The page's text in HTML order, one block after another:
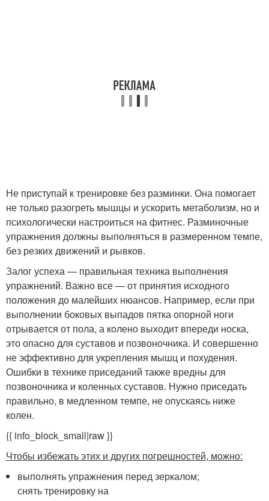
Не приступай к тренировке без разминки. Она помогает
не только разогреть мышцы и ускорить метаболизм, но и
психологически настроиться на фитнес. Разминочные
упражнения должны выполняться в размеренном темпе,
без резких движений и рывков.
Залог успеха — правильная техника выполнения
упражнений. Важно все — от принятия исходного
положения до малейших нюансов. Например, если при
выполнении боковых выпадов пятка опорной ноги
отрывается от пола, а колено выходит впереди носка,
это опасно для суставов и позвоночника. И совершенно
не эффективно для укрепления мышц и похудения.
Ошибки в технике приседаний также вредны для
позвоночника и коленных суставов. Нужно приседать
правильно, в медленном темпе, не опускаясь ниже
колен.
{{ info_block_small|raw }}
Чтобы избежать этих и других погрешностей, можно:
выполнять упражнения перед зеркалом;
снять тренировку на